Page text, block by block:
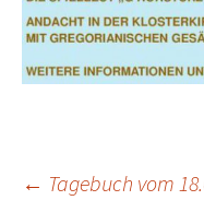
← Tagebuch vom